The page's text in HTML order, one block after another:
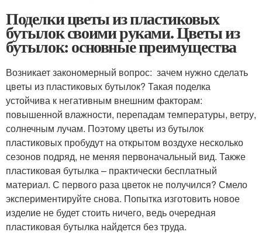
Поделки цветы из пластиковых
бутылок своими руками. Цветы из
бутылок: основные преимущества
Возникает закономерный вопрос: зачем нужно сделать
цветы из пластиковых бутылок? Такая поделка
устойчива к негативным внешним факторам:
повышенной влажности, перепадам температуры, ветру,
солнечным лучам. Поэтому цветы из бутылок
пластиковых пробудут на открытом воздухе несколько
сезонов подряд, не меняя первоначальный вид. Также
пластиковая бутылка – практически бесплатный
материал. С первого раза цветок не получился? Смело
экспериментируйте снова. Попытка изготовить новое
изделие не будет стоить ничего, ведь очередная
пластиковая бутылка найдется без труда.